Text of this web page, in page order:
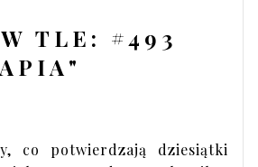
TLE: #493
co potwierdzają dziesiątki